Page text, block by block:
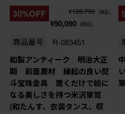
30%OFF ¥128,700 (税込)
¥90,090 (税込)
商品番号 R-083451
和製アンティーク 明治大正
期 前面栗材 縁起の良い熨
斗宝珠金具 置くだけで絵に
なる美しさを持つ米沢箪笥
(和たんす、衣装タンス、収